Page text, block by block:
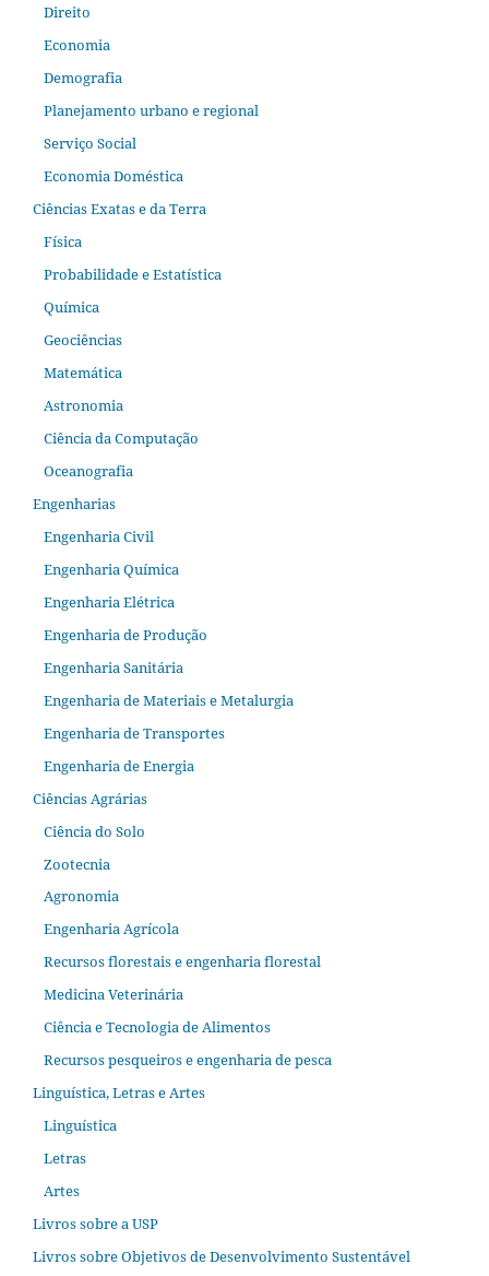
Direito
Economia
Demografia
Planejamento urbano e regional
Serviço Social
Economia Doméstica
Ciências Exatas e da Terra
Física
Probabilidade e Estatística
Química
Geociências
Matemática
Astronomia
Ciência da Computação
Oceanografia
Engenharias
Engenharia Civil
Engenharia Química
Engenharia Elétrica
Engenharia de Produção
Engenharia Sanitária
Engenharia de Materiais e Metalurgia
Engenharia de Transportes
Engenharia de Energia
Ciências Agrárias
Ciência do Solo
Zootecnia
Agronomia
Engenharia Agrícola
Recursos florestais e engenharia florestal
Medicina Veterinária
Ciência e Tecnologia de Alimentos
Recursos pesqueiros e engenharia de pesca
Linguística, Letras e Artes
Linguística
Letras
Artes
Livros sobre a USP
Livros sobre Objetivos de Desenvolvimento Sustentável